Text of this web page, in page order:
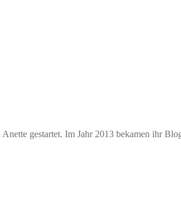
gestartet. Im Jahr 2013 bekamen ihr